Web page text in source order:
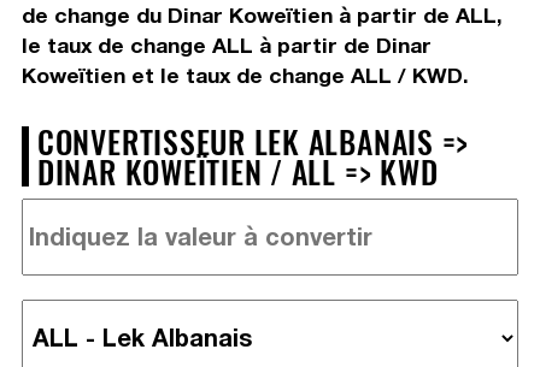
de change du Dinar Koweïtien à partir de ALL,
le taux de change ALL à partir de Dinar
Koweïtien et le taux de change ALL / KWD.
CONVERTISSEUR LEK ALBANAIS =>
DINAR KOWEÏTIEN / ALL => KWD